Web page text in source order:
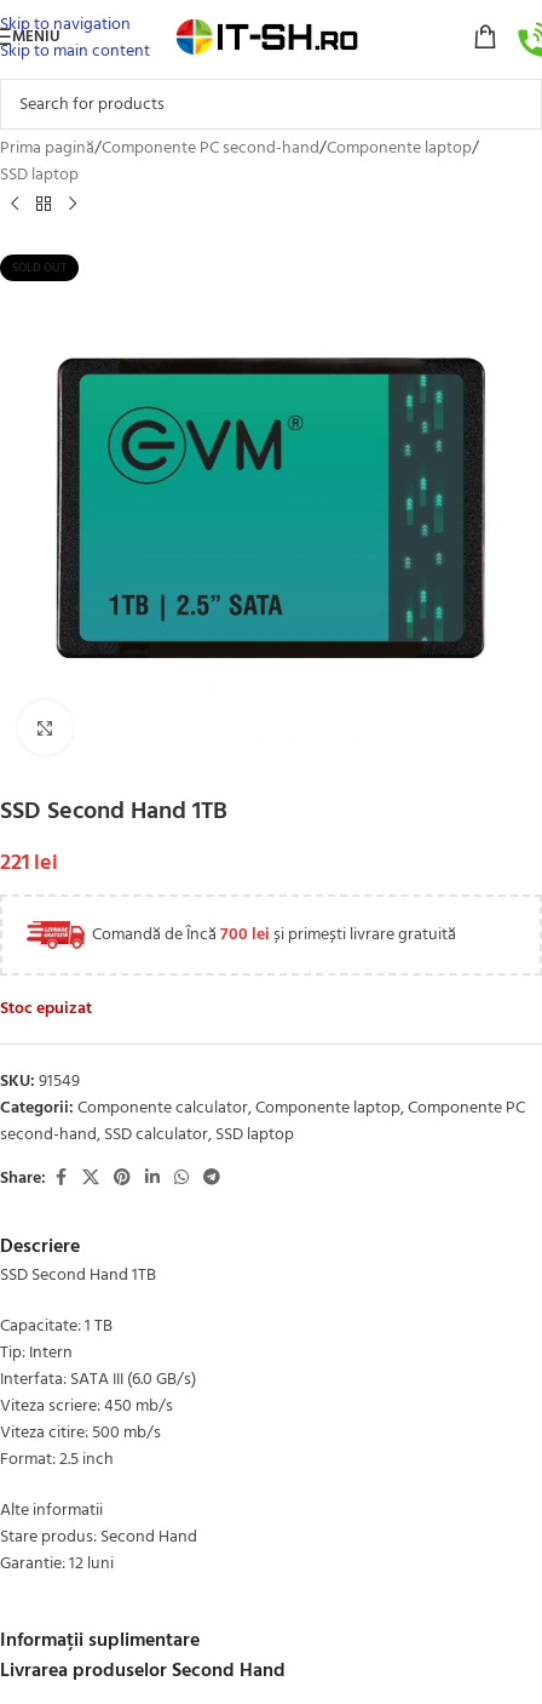
Skip to navigation
Skip to main content
MENIU
Prima pagină/Componente PC second-hand/Componente laptop/
SSD laptop
SOLD OUT
SSD Second Hand 1TB
221lei
Comandă de Încă700 leiși primești livrare gratuită
Stoc epuizat
SKU:91549
Categorii:Componente calculator,Componente laptop,Componente PC
second-hand,SSD calculator,SSD laptop
Share:
Descriere
SSD Second Hand 1TB
Capacitate: 1 TB
Tip: Intern
Interfata: SATA III (6.0 GB/s)
Viteza scriere: 450 mb/s
Viteza citire: 500 mb/s
Format: 2.5 inch
Alte informatii
Stare produs: Second Hand
Garantie: 12 luni
Informații suplimentare
Livrarea produselor Second Hand